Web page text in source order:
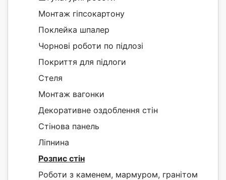
Монтаж гіпсокартону
Поклейка шпалер
Чорнові роботи по підлозі
Покриття для підлоги
Стеля
Монтаж вагонки
Декоративне оздоблення стін
Стінова панель
Ліпнина
Розпис стін
Роботи з каменем, мармуром, гранітом